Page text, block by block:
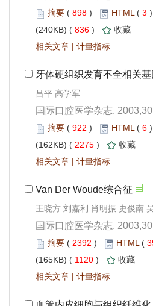
898 ) 3
836 )
|
922 ) 6
2275 )
|
王晓方 刘嘉利 肖明振 史俊南
2392 )
1120 )
|